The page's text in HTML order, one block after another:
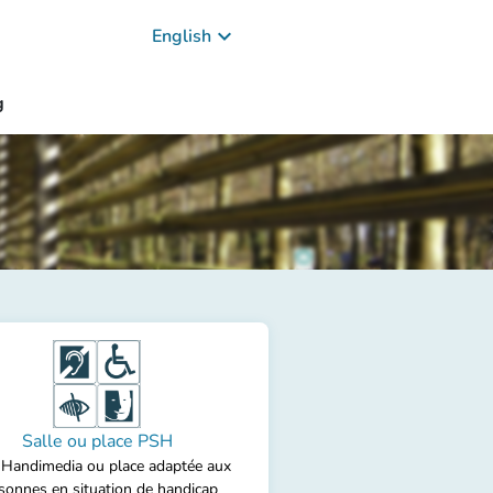
English keyboard_arrow_down
Salle ou place PSH
ou place adaptée aux